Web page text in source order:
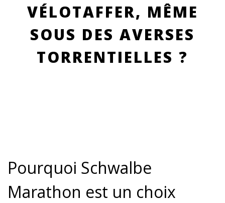
VÉLOTAFFER, MÊME
SOUS DES AVERSES
TORRENTIELLES ?
Pourquoi Schwalbe
Marathon est un choix